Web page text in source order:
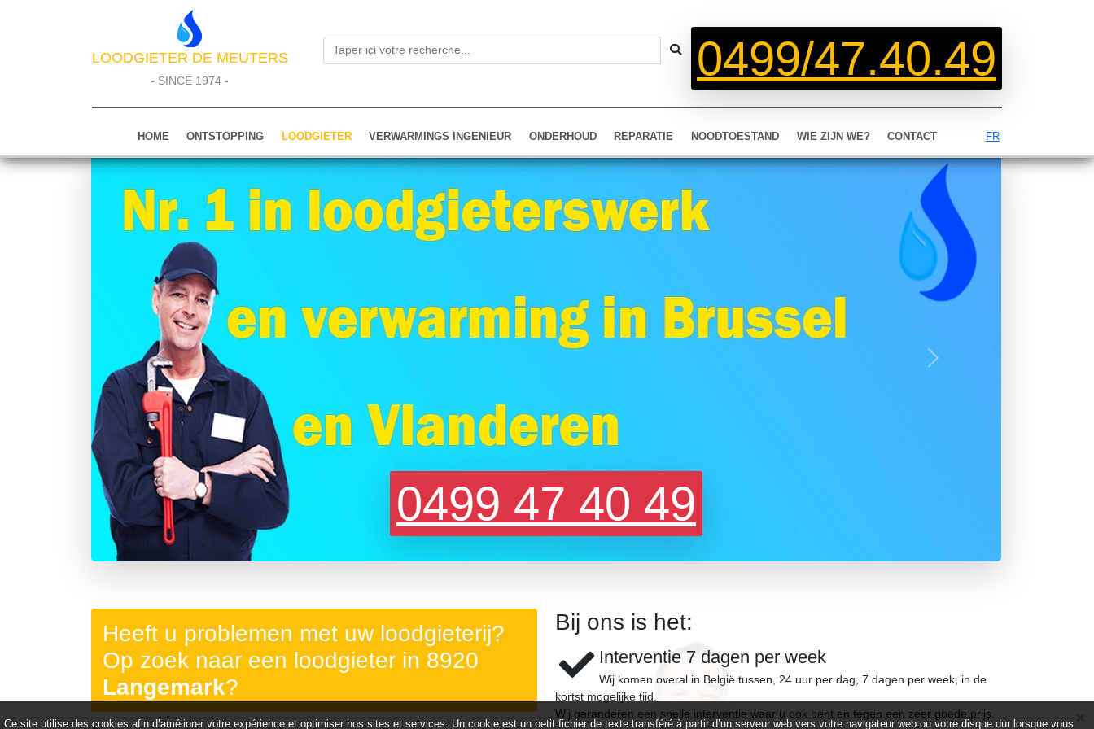
LOODGIETER DE MEUTERS
- SINCE 1974 - 0499/47.40.49
HOME ONTSTOPPING LOODGIETER VERWARMINGS INGENIEUR ONDERHOUD REPARATIE NOODTOESTAND WIE ZIJN WE? CONTACT FR
0499 47 40 49
Précédent Suivant
Heeft u problemen met uw loodgieterij?
Op zoek naar een loodgieter in 8920
Langemark?
Bij ons is het:
Interventie 7 dagen per week
Wij komen overal in België tussen, 24 uur per dag, 7 dagen per week, in de
kortst mogelijke tijd.
Wij garanderen een snelle interventie waar u ook bent en tegen een zeer goede prijs.
Ce site utilise des cookies afin d’améliorer votre expérience et optimiser nos sites et services. Un cookie est un petit fichier de texte transféré à partir d’un serveur web vers votre navigateur web ou votre disque dur lorsque vous